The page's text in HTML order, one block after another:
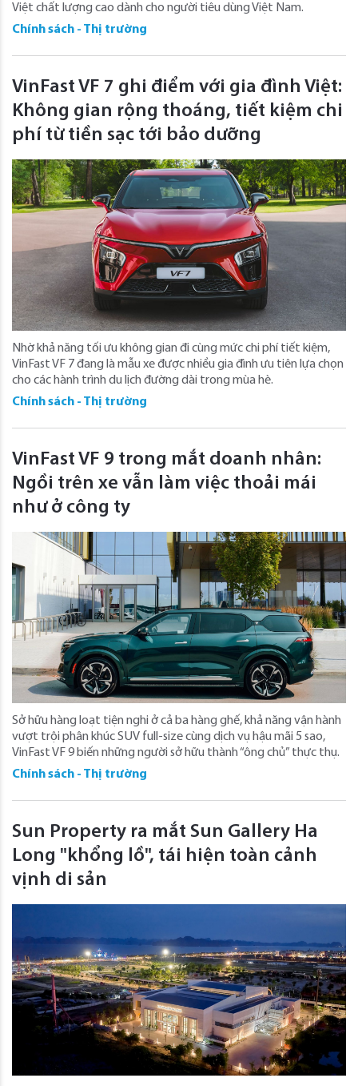
Việt chất lượng cao dành cho người tiêu dùng Việt Nam.
Chính sách - Thị trường
VinFast VF 7 ghi điểm với gia đình Việt:
Không gian rộng thoáng, tiết kiệm chi
phí từ tiền sạc tới bảo dưỡng
Nhờ khả năng tối ưu không gian đi cùng mức chi phí tiết kiệm,
VinFast VF 7 đang là mẫu xe được nhiều gia đình ưu tiên lựa chọn
cho các hành trình du lịch đường dài trong mùa hè.
Chính sách - Thị trường
VinFast VF 9 trong mắt doanh nhân:
Ngồi trên xe vẫn làm việc thoải mái
như ở công ty
Sở hữu hàng loạt tiện nghi ở cả ba hàng ghế, khả năng vận hành
vượt trội phân khúc SUV full-size cùng dịch vụ hậu mãi 5 sao,
VinFast VF 9 biến những người sở hữu thành “ông chủ” thực thụ.
Chính sách - Thị trường
Sun Property ra mắt Sun Gallery Ha
Long "khổng lồ", tái hiện toàn cảnh
vịnh di sản